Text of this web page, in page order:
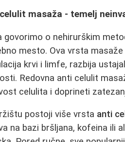
masaža - temelj
govorimo o nehirurškim
mesto. Ova vrsta
krvi i limfe, razbija
Redovna anti celulit
celulita i doprineti
postoji više vrsta anti
na bazi bršljana, kofeina ili